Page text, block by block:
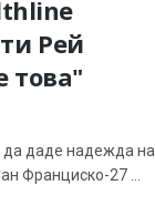
Рей
това"
да даде надежда на
Франциско-27 ...